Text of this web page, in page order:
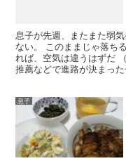
息子が先週、またまた弱
ない。 このままじゃ落ち
れば、空気は違うはずだ
推薦などで進路が決まっ
息子